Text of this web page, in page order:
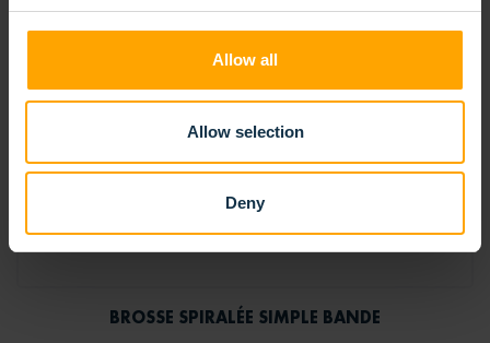
Allow all
Allow selection
Deny
BROSSE SPIRALÉE SIMPLE BANDE